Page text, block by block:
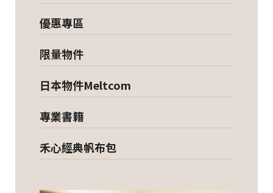
優惠專區
限量物件
日本物件Meltcom
專業書籍
禾心經典帆布包